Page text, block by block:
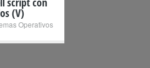
(V)
Operativos